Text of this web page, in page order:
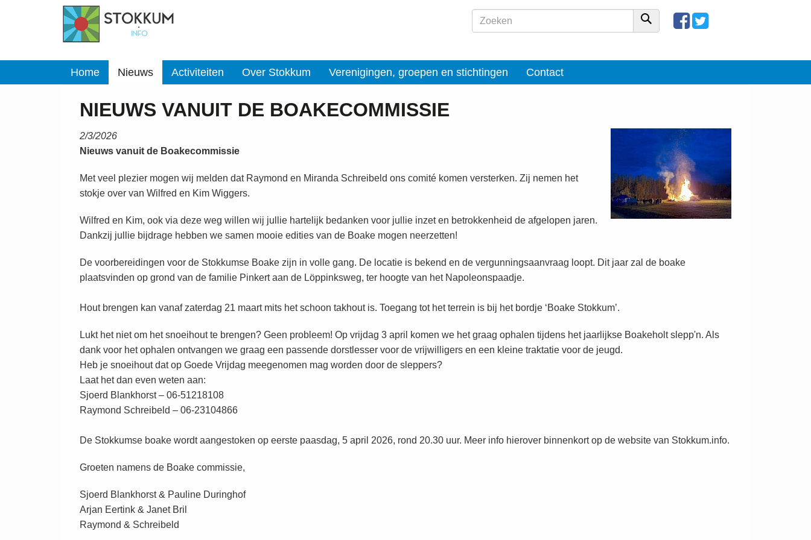
Home Nieuws Activiteiten Over Stokkum Verenigingen, groepen en stichtingen Contact
NIEUWS VANUIT DE BOAKECOMMISSIE
2/3/2026
Nieuws vanuit de Boakecommissie
Met veel plezier mogen wij melden dat Raymond en Miranda Schreibeld ons comité komen versterken. Zij nemen het
stokje over van Wilfred en Kim Wiggers.
Wilfred en Kim, ook via deze weg willen wij jullie hartelijk bedanken voor jullie inzet en betrokkenheid de afgelopen jaren.
Dankzij jullie bijdrage hebben we samen mooie edities van de Boake mogen neerzetten!
De voorbereidingen voor de Stokkumse Boake zijn in volle gang. De locatie is bekend en de vergunningsaanvraag loopt. Dit jaar zal de boake
plaatsvinden op grond van de familie Pinkert aan de Löppinksweg, ter hoogte van het Napoleonspaadje.
Hout brengen kan vanaf zaterdag 21 maart mits het schoon takhout is. Toegang tot het terrein is bij het bordje ‘Boake Stokkum’.
Lukt het niet om het snoeihout te brengen? Geen probleem! Op vrijdag 3 april komen we het graag ophalen tijdens het jaarlijkse Boakeholt slepp'n. Als
dank voor het ophalen ontvangen we graag een passende dorstlesser voor de vrijwilligers en een kleine traktatie voor de jeugd.
Heb je snoeihout dat op Goede Vrijdag meegenomen mag worden door de sleppers?
Laat het dan even weten aan:
Sjoerd Blankhorst – 06-51218108
Raymond Schreibeld – 06-23104866
De Stokkumse boake wordt aangestoken op eerste paasdag, 5 april 2026, rond 20.30 uur. Meer info hierover binnenkort op de website van Stokkum.info.
Groeten namens de Boake commissie,
Sjoerd Blankhorst & Pauline Duringhof
Arjan Eertink & Janet Bril
Raymond & Schreibeld